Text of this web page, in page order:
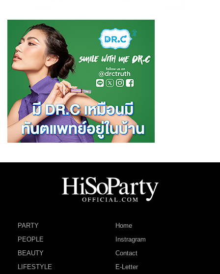
PARTY
PEOPLE
BEAUTY
LIFESTYLE
Home
Instragram
Contact
E-Letter